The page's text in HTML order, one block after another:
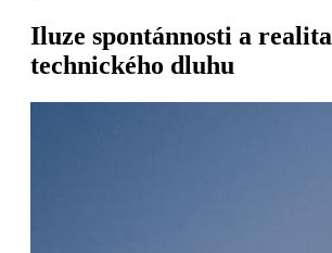
Iluze spontánnosti a realita
technického dluhu